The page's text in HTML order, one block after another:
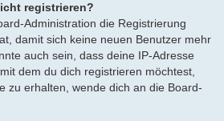
registrieren?
Administration die Registrierung
damit sich keine neuen Benutzer mehr
auch sein, dass deine IP-Adresse
dem du dich registrieren möchtest,
zu erhalten, wende dich an die Board-